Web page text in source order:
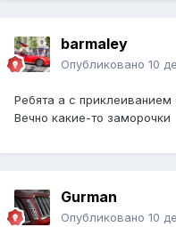
barmaley
Опубликовано 10
Ребята а с приклеиванием
Вечно какие-то заморочки
Gurman
Опубликовано 10